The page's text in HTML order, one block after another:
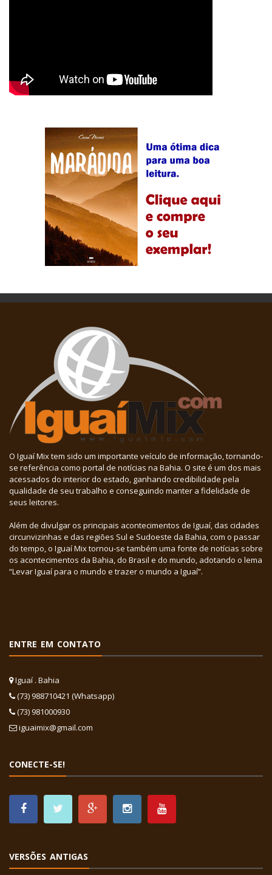
O Iguaí Mix tem sido um importante veículo de informação, tornando-
se referência como portal de notícias na Bahia. O site é um dos mais
acessados do interior do estado, ganhando credibilidade pela
qualidade de seu trabalho e conseguindo manter a fidelidade de
seus leitores.
Além de divulgar os principais acontecimentos de Iguaí, das cidades
circunvizinhas e das regiões Sul e Sudoeste da Bahia, com o passar
do tempo, o Iguaí Mix tornou-se também uma fonte de notícias sobre
os acontecimentos da Bahia, do Brasil e do mundo, adotando o lema
“Levar Iguaí para o mundo e trazer o mundo a Iguaí”.
ENTRE EM CONTATO
Iguaí . Bahia
(73) 988710421 (Whatsapp)
(73) 981000930
iguaimix@gmail.com
CONECTE-SE!
VERSÕES ANTIGAS